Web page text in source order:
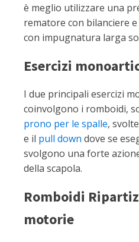
è meglio utilizzare una
rematore con bilanciere
con impugnatura larga
Esercizi
I due principali esercizi
coinvolgono i romboidi,
prono per le spalle,
e il pull down dove se
svolgono una forte
della scapola.
Romboidi
motorie